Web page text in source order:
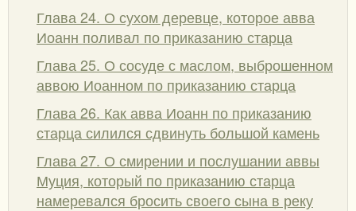
Глава 24. О сухом деревце, которое авва
Иоанн поливал по приказанию старца
Глава 25. О сосуде с маслом, выброшенном
аввою Иоанном по приказанию старца
Глава 26. Как авва Иоанн по приказанию
старца силился сдвинуть большой камень
Глава 27. О смирении и послушании аввы
Муция, который по приказанию старца
намеревался бросить своего сына в реку